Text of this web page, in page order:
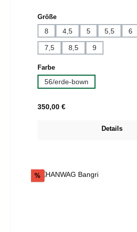
Größeauswählen
8 4,5 5 5,5 6
7,5 8,5 9
Farbeauswählen
56/erde-bown
Regulärer Preis:
350,00 €
Details
%Rabatt